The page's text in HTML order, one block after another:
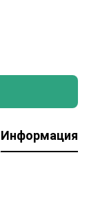
Информация